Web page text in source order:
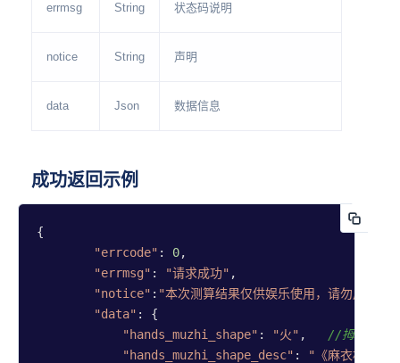
errmsg String 状态码说明
notice String 声明
data Json 数据信息
成功返回示例
{
"errcode" : 0,
"errmsg" : "请求成功" ,
"notice" : "本次测算结果仅供娱乐使用，请勿用于封
"data" : {
"hands_muzhi_shape" : "火" , //拇指五行
"hands_muzhi_shape_desc" :
"《麻衣相术》